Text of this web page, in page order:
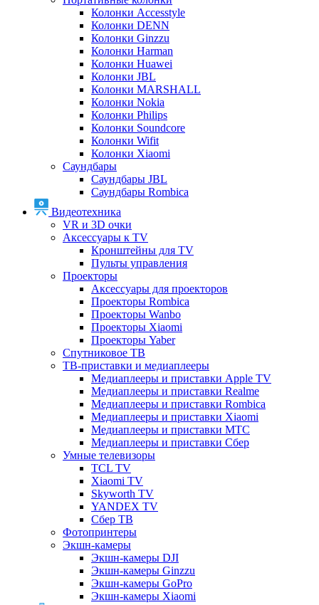
Колонки Accesstyle
Колонки DENN
Колонки Ginzzu
Колонки Harman
Колонки Huawei
Колонки JBL
Колонки MARSHALL
Колонки Nokia
Колонки Philips
Колонки Soundcore
Колонки Wifit
Колонки Xiaomi
Саундбары
Саундбары JBL
Саундбары Rombica
Видеотехника
VR и 3D очки
Аксессуары к TV
Кронштейны для TV
Пульты управления
Проекторы
Аксессуары для проекторов
Проекторы Rombica
Проекторы Wanbo
Проекторы Xiaomi
Проекторы Yaber
Спутниковое ТВ
ТВ-приставки и медиаплееры
Медиаплееры и приставки Apple TV
Медиаплееры и приставки Realme
Медиаплееры и приставки Rombica
Медиаплееры и приставки Xiaomi
Медиаплееры и приставки МТС
Медиаплееры и приставки Сбер
Умные телевизоры
TCL TV
Xiaomi TV
Skyworth TV
YANDEX TV
Сбер ТВ
Фотопринтеры
Экшн-камеры
Экшн-камеры DJI
Экшн-камеры Ginzzu
Экшн-камеры GoPro
Экшн-камеры Xiaomi